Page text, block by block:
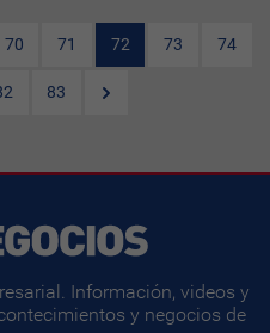
70 71 72 73 74
83
Información, videos y
y negocios de